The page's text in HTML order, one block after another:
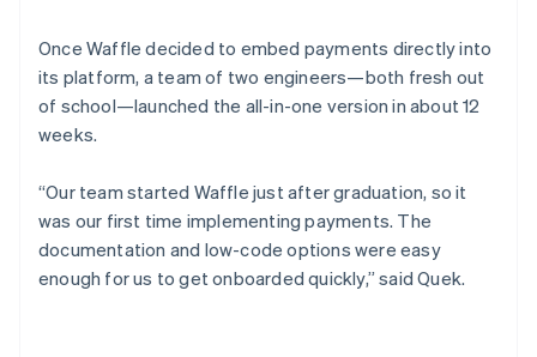
Once Waffle decided to embed payments directly into
its platform, a team of two engineers—both fresh out
of school—launched the all-in-one version in about 12
weeks.
“Our team started Waffle just after graduation, so it
was our first time implementing payments. The
documentation and low-code options were easy
enough for us to get onboarded quickly,” said Quek.